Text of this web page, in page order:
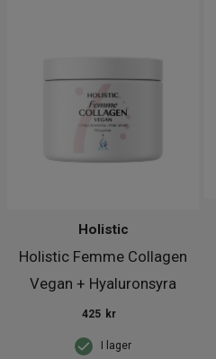
Holistic Femme Collagen
Vegan + Hyaluronsyra
150g
Holistic
I lager
425 kr